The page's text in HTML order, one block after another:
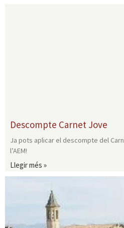
Descompte Carnet Jove
Ja pots aplicar el descompte del
l’AEM!
Llegir més »